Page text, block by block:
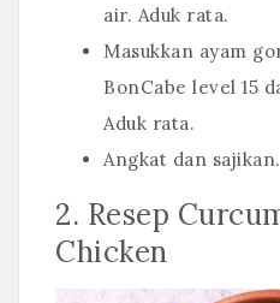
air. Aduk rata.
Masukkan ayam
BonCabe level 15
Aduk rata.
Angkat dan sajikan.
2. Resep
Chicken